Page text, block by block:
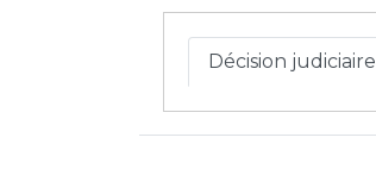
Décision judiciaire